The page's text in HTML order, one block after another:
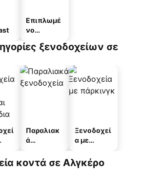
Επιπλωμέ
νο
α
ξενοδοχείων σε
Παραλιακ
ά
α
Ξενοδοχεί
α με
κοντά σε Αλγκέρο